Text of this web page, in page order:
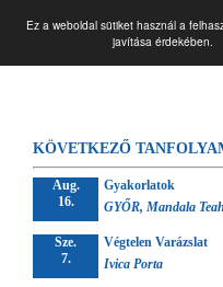
Ez a weboldal sütiket használ a
javítása érdekében.
KÖVETKEZŐ
Aug.
16.
Gyakorlatok
GYŐR, Mandala
Sze.
7.
Végtelen Varázslat
Ivica Porta